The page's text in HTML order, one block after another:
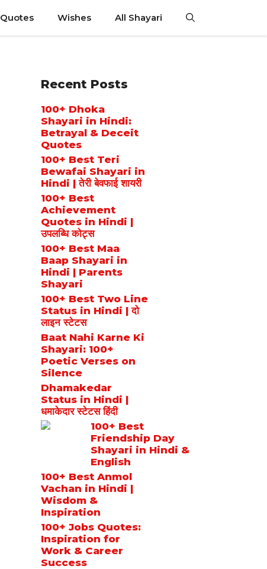
Wishes All Shayari
Recent Posts
100+ Dhoka
Shayari in Hindi:
Betrayal & Deceit
Quotes
100+ Best Teri
Bewafai Shayari in
Hindi | तेरी बेवफाई शायरी
100+ Best
Achievement
Quotes in Hindi |
उपलब्धि कोट्स
100+ Best Maa
Baap Shayari in
Hindi | Parents
Shayari
100+ Best Two Line
Status in Hindi | दो
लाइन स्टेटस
Baat Nahi Karne Ki
Shayari: 100+
Poetic Verses on
Silence
Dhamakedar
Status in Hindi |
धमाकेदार स्टेटस हिंदी
100+ Best
Friendship Day
Shayari in Hindi &
English
100+ Best Anmol
Vachan in Hindi |
Wisdom &
Inspiration
100+ Jobs Quotes:
Inspiration for
Work & Career
Success